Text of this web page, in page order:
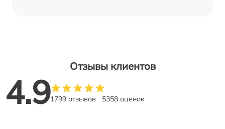
Отзывы клиентов
4.91799 отзывов 5358 оценок